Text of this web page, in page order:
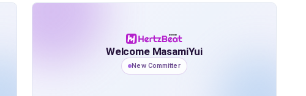
Welcome MasamiYui
New Committer